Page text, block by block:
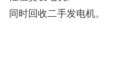
同时回收二手发电机。